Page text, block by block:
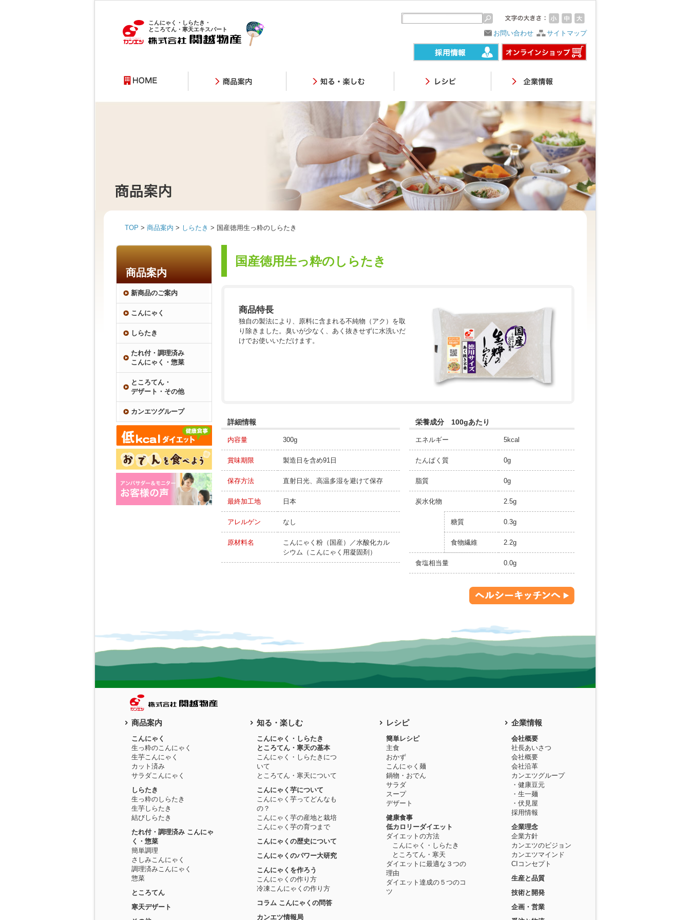
こんにゃく・しらたき・
ところてん・寒天エキスパート
お問い合わせ サイトマップ
TOP > 商品案内 > しらたき > 国産徳用生っ粋のしらたき
国産徳用生っ粋のしらたき
商品特長
独自の製法により、原料に含まれる不純物（アク）を取
り除きました。臭いが少なく、あく抜きせずに水洗いだ
けでお使いいただけます。
詳細情報
内容量 300g
賞味期限 製造日を含め91日
保存方法 直射日光、高温多湿を避けて保存
最終加工地 日本
アレルゲン なし
原材料名
こんにゃく粉（国産）／水酸化カル
シウム（こんにゃく用凝固剤）
栄養成分 100gあたり
エネルギー 5kcal
たんぱく質 0g
脂質 0g
炭水化物 2.5g
糖質 0.3g
食物繊維 2.2g
食塩相当量 0.0g
商品案内
新商品のご案内
こんにゃく
しらたき
たれ付・調理済み
こんにゃく・惣菜
ところてん・
デザート・その他
カンエツグループ
商品案内
こんにゃく
生っ粋のこんにゃく
生芋こんにゃく
カット済み
サラダこんにゃく
しらたき
生っ粋のしらたき
生芋しらたき
結びしらたき
たれ付・調理済み こんにゃ
く・惣菜
簡単調理
さしみこんにゃく
調理済みこんにゃく
惣菜
ところてん
寒天デザート
知る・楽しむ
こんにゃく・しらたき
ところてん・寒天の基本
こんにゃく・しらたきにつ
いて
ところてん・寒天について
こんにゃく芋について
こんにゃく芋ってどんなも
の？
こんにゃく芋の産地と栽培
こんにゃく芋の育つまで
こんにゃくの歴史について
こんにゃくのパワー大研究
こんにゃくを作ろう
こんにゃくの作り方
冷凍こんにゃくの作り方
コラム こんにゃくの問答
カンエツ情報局
レシピ
簡単レシピ
主食
おかず
こんにゃく麺
鍋物・おでん
サラダ
スープ
デザート
健康食事
低カロリーダイエット
ダイエットの方法
こんにゃく・しらたき
ところてん・寒天
ダイエットに最適な３つの
理由
ダイエット達成の５つのコ
ツ
企業情報
会社概要
社長あいさつ
会社概要
会社沿革
カンエツグループ
・健康豆元
・生一麺
・伏見屋
採用情報
企業理念
企業方針
カンエツのビジョン
カンエツマインド
CIコンセプト
生産と品質
技術と開発
企画・営業